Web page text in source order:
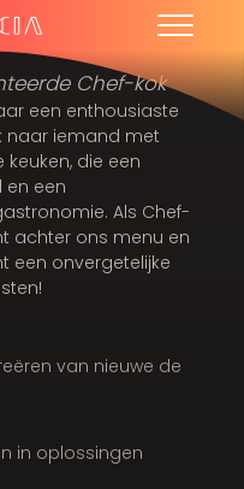
Chef-kok
een enthousiaste
naar iemand met
die een
een
Als Chef-
achter ons menu en
een onvergetelijke
van nieuwe de
in oplossingen